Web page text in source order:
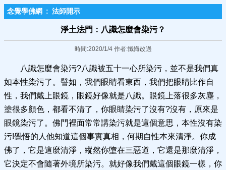
念覺學佛網 : 法師開示
淨土法門：八識怎麼會染污？
時間:2020/1/4 作者:懺悔改過
八識怎麼會染污?八識被五十一心所染污，並不是我們真
如本性染污了。譬如，我們眼睛看東西，我們把眼睛比作自
性，我們戴上眼鏡，眼鏡好像就是八識。眼鏡上落很多灰塵，
塗很多顏色，都看不清了，你眼睛染污了沒有?沒有，原來是
眼鏡染污了。佛門裡面常常講染污就是這個意思，本性沒有染
污!覺悟的人他知道這個事實真相，何期自性本來清淨。你成
佛了，它是這麼清淨，縱然你墮在三惡道，它還是那麼清淨，
它決定不會隨著外境所染污。就好像我們戴這個眼鏡一樣，你